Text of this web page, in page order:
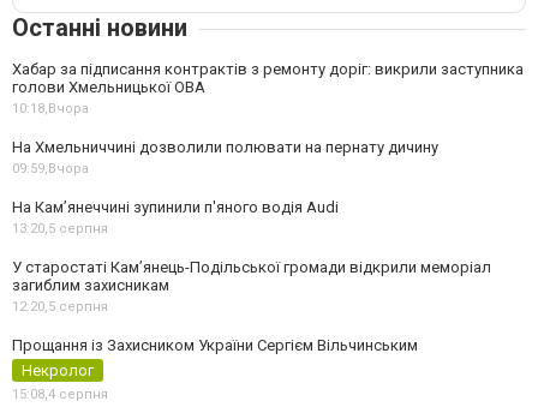
Останні новини
Хабар за підписання контрактів з ремонту доріг: викрили заступника
голови Хмельницької ОВА
10:18,Вчора
На Хмельниччині дозволили полювати на пернату дичину
09:59,Вчора
На Камʼянеччині зупинили п'яного водія Audi
13:20,5 серпня
У старостаті Кам’янець-Подільської громади відкрили меморіал
загиблим захисникам
12:20,5 серпня
Прощання із Захисником України Сергієм Вільчинським
Некролог
15:08,4 серпня